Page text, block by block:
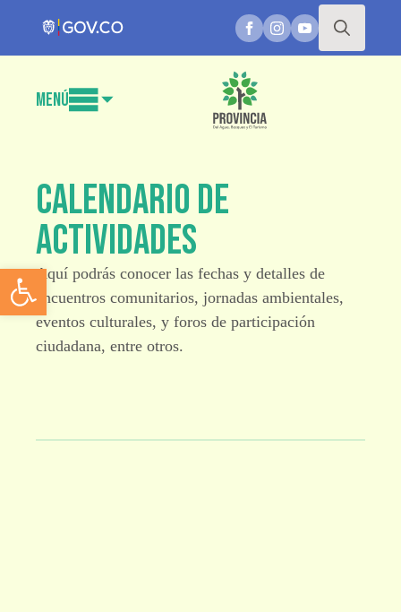
Abrir barra de herramientas
Menú
Calendario de
actividades
Aquí podrás conocer las fechas y detalles de
encuentros comunitarios, jornadas ambientales,
eventos culturales, y foros de participación
ciudadana, entre otros.